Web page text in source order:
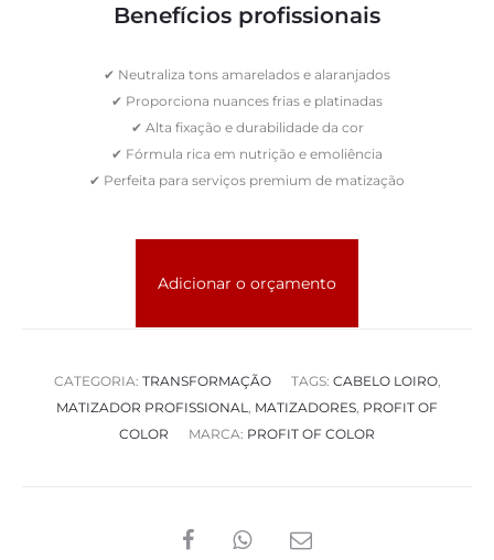
Benefícios profissionais
✔ Neutraliza tons amarelados e alaranjados
✔ Proporciona nuances frias e platinadas
✔ Alta fixação e durabilidade da cor
✔ Fórmula rica em nutrição e emoliência
✔ Perfeita para serviços premium de matização
Adicionar o orçamento
CATEGORIA: TRANSFORMAÇÃO TAGS: CABELO LOIRO,
MATIZADOR PROFISSIONAL
MATIZADORES PROFIT OF
COLOR
MARCA: PROFIT OF COLOR
SHARE